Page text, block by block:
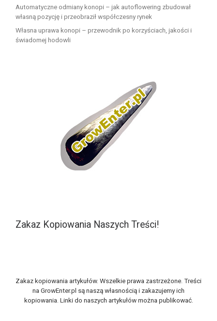
Automatyczne odmiany konopi – jak autoflowering zbudował
własną pozycję i przeobraził współczesny rynek
Własna uprawa konopi – przewodnik po korzyściach, jakości i
świadomej hodowli
Zakaz Kopiowania Naszych Treści!
Zakaz kopiowania artykułów. Wszelkie prawa zastrzeżone. Treści
na GrowEnter.pl są naszą własnością i zakazujemy ich
kopiowania. Linki do naszych artykułów można publikować.